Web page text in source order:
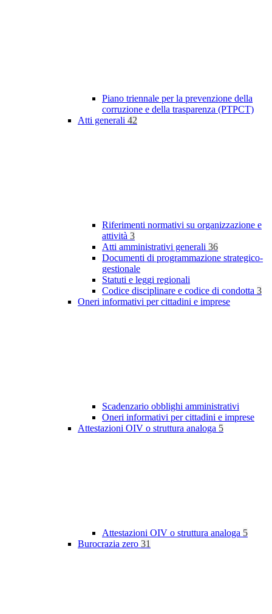
Piano triennale per la prevenzione della
corruzione e della trasparenza (PTPCT)
Atti generali 42
Riferimenti normativi su organizzazione e
attività 3
Atti amministrativi generali 36
Documenti di programmazione strategico-
gestionale
Statuti e leggi regionali
Codice disciplinare e codice di condotta 3
Oneri informativi per cittadini e imprese
Scadenzario obblighi amministrativi
Oneri informativi per cittadini e imprese
Attestazioni OIV o struttura analoga 5
Attestazioni OIV o struttura analoga 5
Burocrazia zero 31